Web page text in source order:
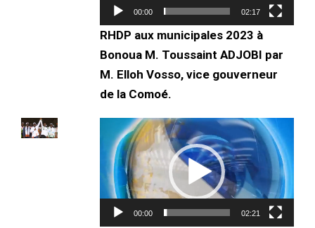
00:00 02:17
RHDP aux municipales 2023 à
Bonoua M. Toussaint ADJOBI par
M. Elloh Vosso, vice gouverneur
de la Comoé.
Lecteur
vidéo
00:00 02:21